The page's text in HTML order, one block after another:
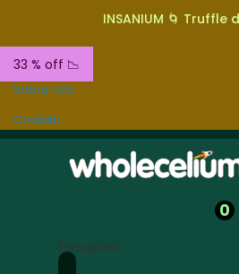
INSANIUM 🌀 Truffle
33 % off 📉
Sobre nós
Contato
0
Pesquisa